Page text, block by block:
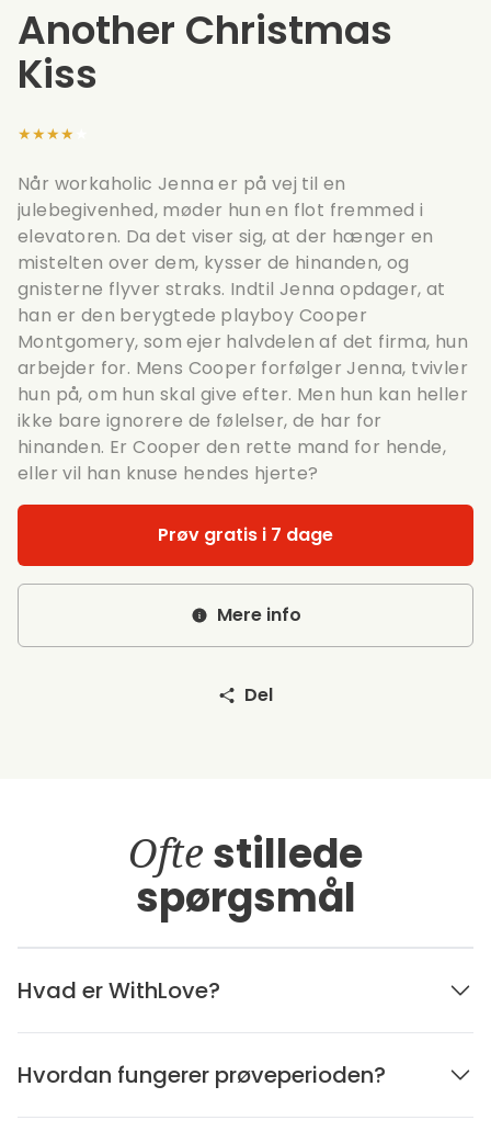
Another Christmas
Kiss
★★★★★
Når workaholic Jenna er på vej til en
julebegivenhed, møder hun en flot fremmed i
elevatoren. Da det viser sig, at der hænger en
mistelten over dem, kysser de hinanden, og
gnisterne flyver straks. Indtil Jenna opdager, at
han er den berygtede playboy Cooper
Montgomery, som ejer halvdelen af det firma, hun
arbejder for. Mens Cooper forfølger Jenna, tvivler
hun på, om hun skal give efter. Men hun kan heller
ikke bare ignorere de følelser, de har for
hinanden. Er Cooper den rette mand for hende,
eller vil han knuse hendes hjerte?
Prøv gratis i 7 dage
Mere info
Del
Ofte stillede
spørgsmål
Hvad er WithLove?
Hvordan fungerer prøveperioden?